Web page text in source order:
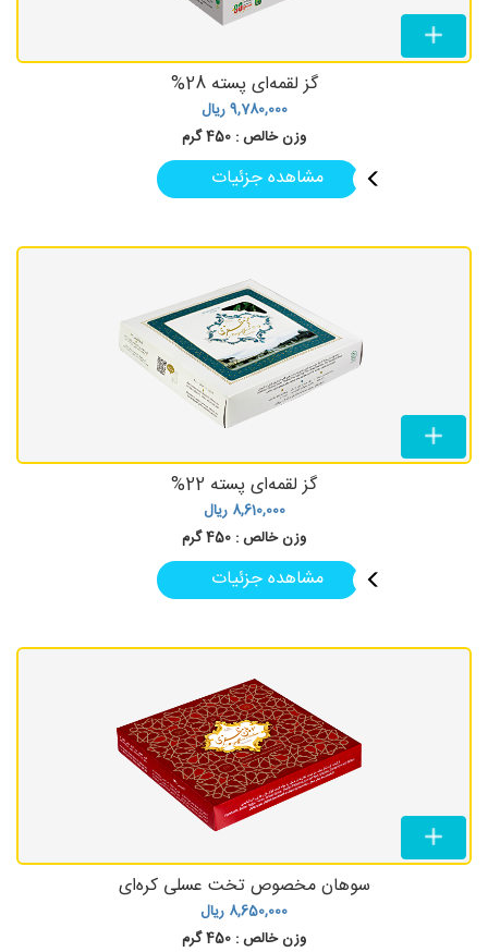
گز لقمه‌ای پسته 28%
9,780,000ریال
وزن خالص : 450 گرم
مشاهده جزئیات
گز لقمه‌ای پسته 22%
8,610,000 ریال
وزن خالص : 450 گرم
مشاهده جزئیات
سوهان مخصوص تخت عسلی کره‌ای
8,650,000 ریال
وزن خالص : 450 گرم